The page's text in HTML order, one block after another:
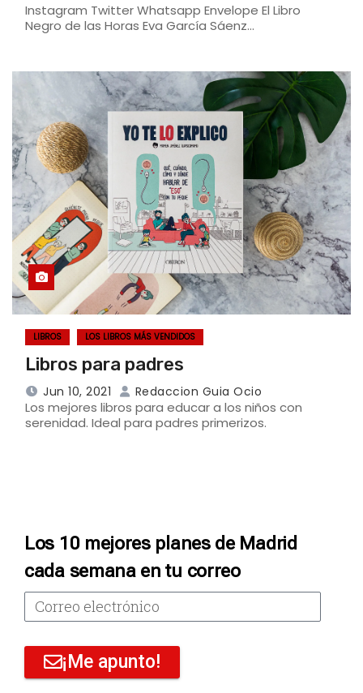
Instagram Twitter Whatsapp Envelope El Libro
Negro de las Horas Eva García Sáenz…
LIBROS LOS LIBROS MÁS VENDIDOS
Libros para padres
Jun 10, 2021 Redaccion Guia Ocio
Los mejores libros para educar a los niños con
serenidad. Ideal para padres primerizos.
Los 10 mejores planes de Madrid
cada semana en tu correo
¡Me apunto!